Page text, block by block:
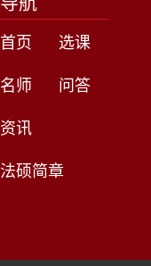
首页
选课
名师
问答
资讯
法硕简章